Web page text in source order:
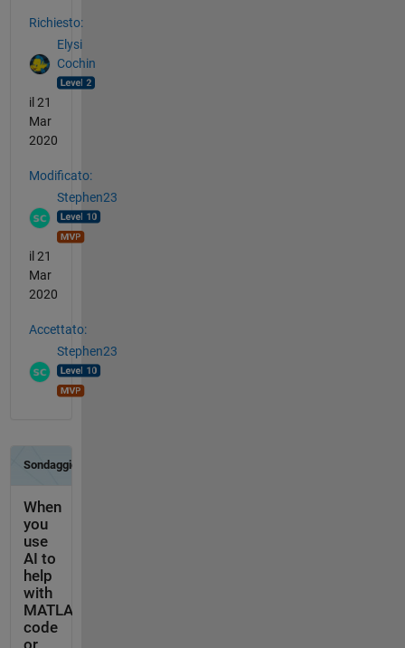
Richiesto:
Elysi
Cochin
il 21
Mar
2020
Modificato:
Stephen23
il 21
Mar
2020
Accettato:
Stephen23